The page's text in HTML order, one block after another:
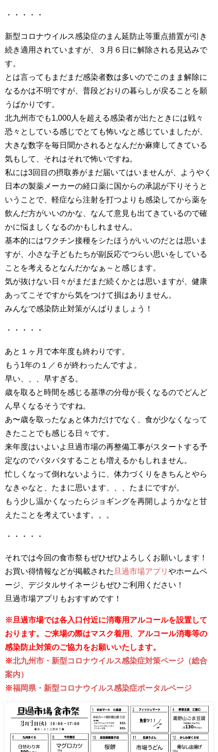
・・・・・
新型コロナウイルス感染症のまん延防止等重点措置が引き
続き適用されていますが、３月６日に解除される見込みで
す。
とは言ってもまだまだ感染者数は多いのでこのまま解除に
なるかは不明ですが、普段どおりの暮らしが戻ることを願
うばかりです。
北九州市でも1,000人を超える感染者が出たときには戦々
恐々としている感じでとても怖いなと感じていましたが、
大きな数字を毎日聞かされるとなんだか麻痺してきている
気もして、それはそれで怖いですね。
私には3回目の摂取券がまだ届いてはいませんが、ようやく
日本の製薬メーカーの経口薬に国からの承認が下りそうと
いうことで、軽症なら注射を打つよりも感染してから薬を
飲んだ方がいいのかな、なんて意見も出てきているので確
かに悩ましくなるのかもしれません。
基本的にはワクチン接種をシたほうがいいのだとは思いま
すが、小さな子どもたちが副反応でつらい思いをしている
ことを考えるとなんだかなぁ～と感じます。
気が抜けない日々がまだまだ続くかとは思いますが、健康
あってこそですから気をつけて損はありません。
みんなで感染防止対策がんばりましょう！
・・・・・
あと１ヶ月で本年度も終わりです。
もう1年の１／６が終わったんですよ。
早い、、、早すぎる。
歳を取ると時間を感じる基準の分母が長くなるのでどんど
ん早くなるそうですね。
あ〜歳を取ったなぁと体力だけでなく、食が少なくなって
きたことでも感じる日々です。
来年度はいよいよ旦過市場の再整備工事がスタートする予
定なのでバタバタすることも増えるかもしれません。
忙しくなって倒れないように、体力づくりをきちんとやら
なきゃなと、たまに思います、、、たまにですが。
もう少し温かくなったらジョギングを再開しようかなと甘
えたことを考えています。。。
・・・・・
それでは今回の食市祭もぜひぜひよろしくお願いします！
お買い得情報などが掲載された 旦過市場アプリ やホームペ
ージ、デジタルサイネージもぜひご利用ください！
旦過市場アプリもおすすめです！
※旦過市場では各入口付近に消毒用アルコールを設置して
おります。ご来場の際はマスク着用、アルコール消毒等の
感染防止対策のご協力をお願いいたします。
※北九州市・新型コロナウイルス感染症対策ページ（総合
案内）
※福岡県・新型コロナウイルス感染症ポータルページ